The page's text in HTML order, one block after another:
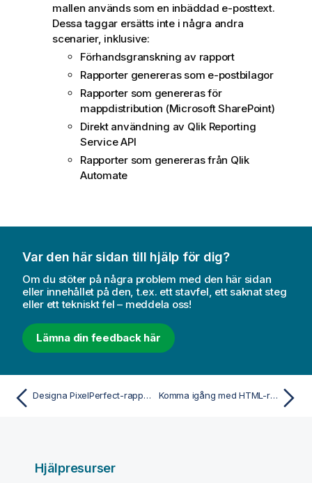
mallen används som en inbäddad e-posttext.
Dessa taggar ersätts inte i några andra
scenarier, inklusive:
Förhandsgranskning av rapport
Rapporter genereras som e-postbilagor
Rapporter som genereras för
mappdistribution (Microsoft SharePoint)
Direkt användning av Qlik Reporting
Service API
Rapporter som genereras från Qlik
Automate
Var den här sidan till hjälp för dig?
Om du stöter på några problem med den här sidan
eller innehållet på den, t.ex. ett stavfel, ett saknat steg
eller ett tekniskt fel – meddela oss!
Lämna din feedback här
Designa PixelPerfect-rapportmallar Komma igång med HTML-rapporter
Hjälpresurser